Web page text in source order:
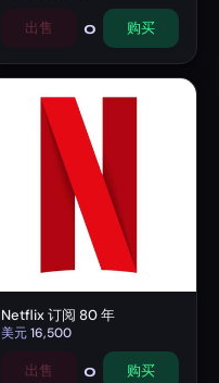
出售 0 购买
Netflix 订阅 80 年
美元16,500
出售 0 购买